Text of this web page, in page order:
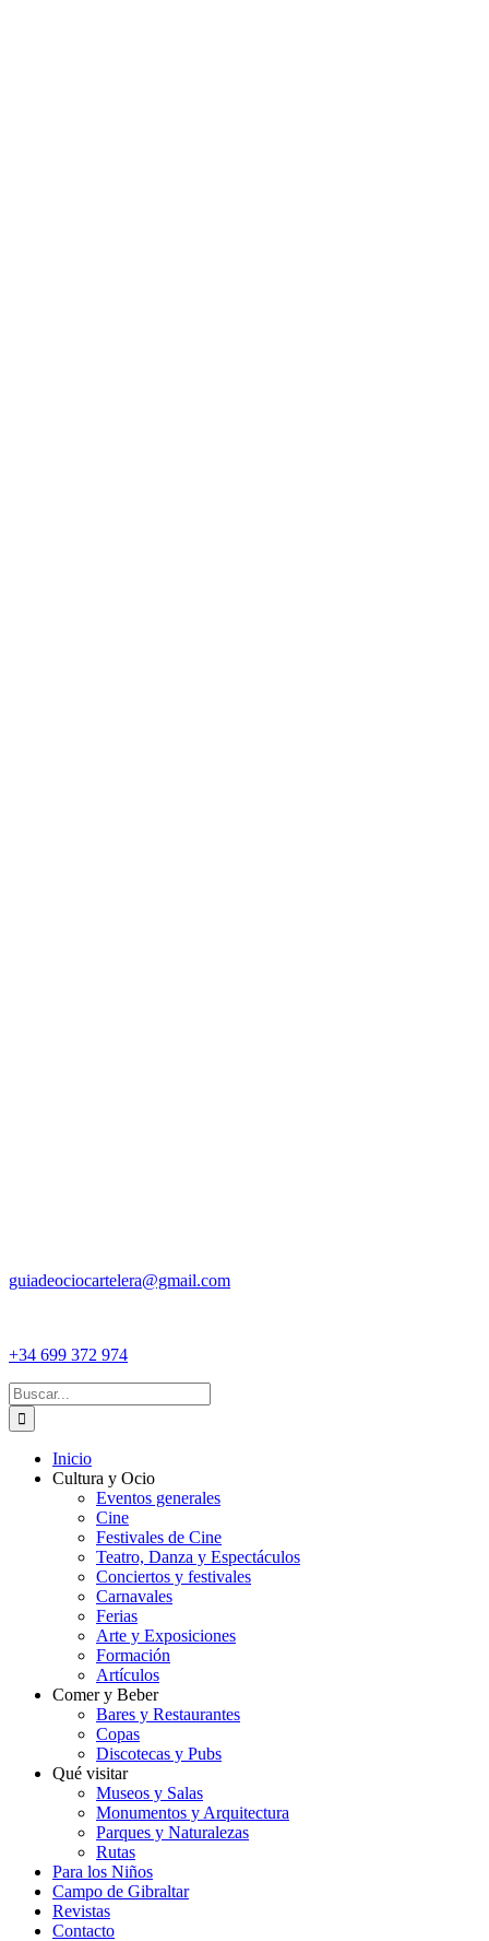
guiadeociocartelera@gmail.com
+34 699 372 974
Buscar:
Inicio
Cultura y Ocio
Eventos generales
Cine
Festivales de Cine
Teatro, Danza y Espectáculos
Conciertos y festivales
Carnavales
Ferias
Arte y Exposiciones
Formación
Artículos
Comer y Beber
Bares y Restaurantes
Copas
Discotecas y Pubs
Qué visitar
Museos y Salas
Monumentos y Arquitectura
Parques y Naturalezas
Rutas
Para los Niños
Campo de Gibraltar
Revistas
Contacto